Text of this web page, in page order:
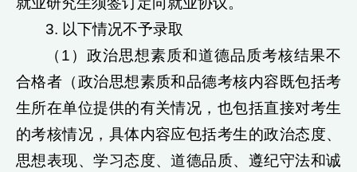
3. 以下情况不予录取
（1）政治思想素质和道德品质考核结果不
合格者（政治思想素质和品德考核内容既包括考
生所在单位提供的有关情况，也包括直接对考生
的考核情况，具体内容应包括考生的政治态度、
思想表现、学习态度、道德品质、遵纪守法和诚